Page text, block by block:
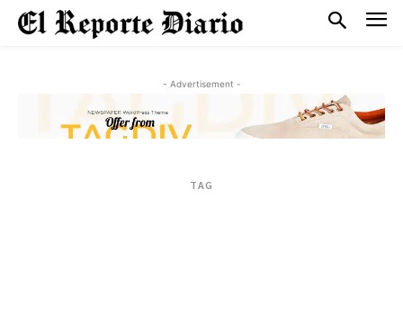
- Advertisement -
TAG